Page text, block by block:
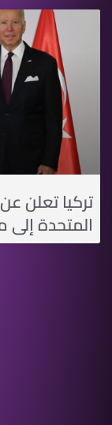
تركيا تعلن
المتحدة